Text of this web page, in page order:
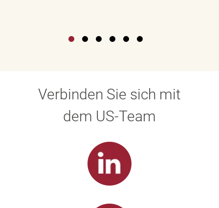
Verbinden Sie sich mit
dem US-Team